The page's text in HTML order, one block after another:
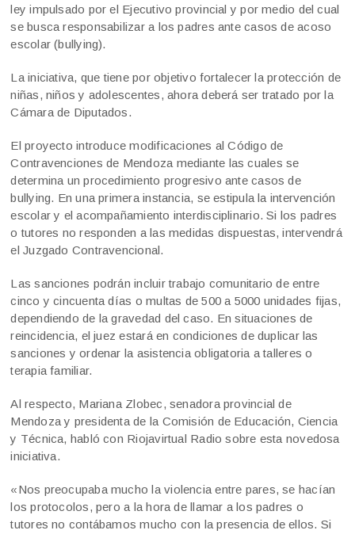
ley impulsado por el Ejecutivo provincial y por medio del cual
se busca responsabilizar a los padres ante casos de acoso
escolar (bullying).
La iniciativa, que tiene por objetivo fortalecer la protección de
niñas, niños y adolescentes, ahora deberá ser tratado por la
Cámara de Diputados.
El proyecto introduce modificaciones al Código de
Contravenciones de Mendoza mediante las cuales se
determina un procedimiento progresivo ante casos de
bullying. En una primera instancia, se estipula la intervención
escolar y el acompañamiento interdisciplinario. Si los padres
o tutores no responden a las medidas dispuestas, intervendrá
el Juzgado Contravencional.
Las sanciones podrán incluir trabajo comunitario de entre
cinco y cincuenta días o multas de 500 a 5000 unidades fijas,
dependiendo de la gravedad del caso. En situaciones de
reincidencia, el juez estará en condiciones de duplicar las
sanciones y ordenar la asistencia obligatoria a talleres o
terapia familiar.
Al respecto, Mariana Zlobec, senadora provincial de
Mendoza y presidenta de la Comisión de Educación, Ciencia
y Técnica, habló con Riojavirtual Radio sobre esta novedosa
iniciativa.
«Nos preocupaba mucho la violencia entre pares, se hacían
los protocolos, pero a la hora de llamar a los padres o
tutores no contábamos mucho con la presencia de ellos. Si